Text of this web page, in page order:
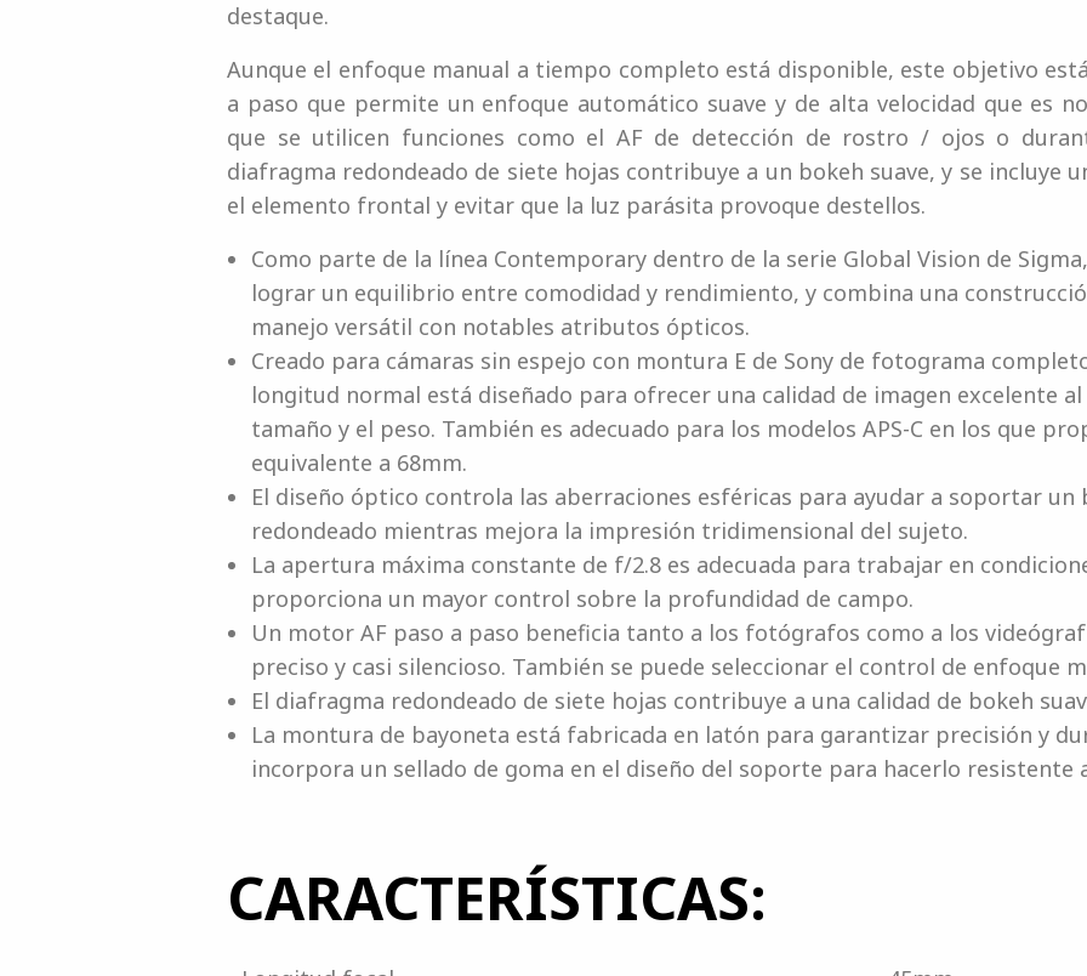
destaque.
Aunque el enfoque manual a tiempo completo está disponible, este objetivo
a paso que permite un enfoque automático suave y de alta velocidad que es
que se utilicen funciones como el AF de detección de rostro / ojos o
diafragma redondeado de siete hojas contribuye a un bokeh suave, y se incluye
el elemento frontal y evitar que la luz parásita provoque destellos.
Como parte de la línea Contemporary dentro de la serie Global Vision de
lograr un equilibrio entre comodidad y rendimiento, y combina una
manejo versátil con notables atributos ópticos.
Creado para cámaras sin espejo con montura E de Sony de fotograma
longitud normal está diseñado para ofrecer una calidad de imagen excelente
tamaño y el peso. También es adecuado para los modelos APS-C en los que
equivalente a 68mm.
El diseño óptico controla las aberraciones esféricas para ayudar a soportar un
redondeado mientras mejora la impresión tridimensional del sujeto.
La apertura máxima constante de f/2.8 es adecuada para trabajar en
proporciona un mayor control sobre la profundidad de campo.
Un motor AF paso a paso beneficia tanto a los fotógrafos como a los
preciso y casi silencioso. También se puede seleccionar el control de enfoque
El diafragma redondeado de siete hojas contribuye a una calidad de bokeh
La montura de bayoneta está fabricada en latón para garantizar precisión y
incorpora un sellado de goma en el diseño del soporte para hacerlo resistente
CARACTERÍSTICAS: